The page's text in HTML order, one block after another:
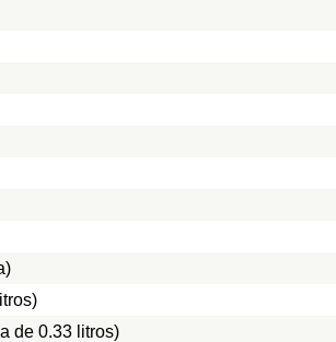
de 0.33 litros)